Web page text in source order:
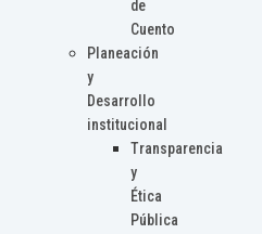
de
Cuento
Planeación
y
Desarrollo
institucional
Transparencia
y
Ética
Pública